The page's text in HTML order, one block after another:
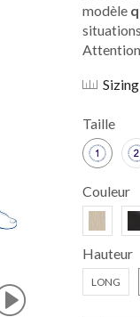
modèle
situations.
Attention,
Taille
Couleur
Hauteur
LONG